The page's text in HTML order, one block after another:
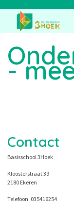
-
Contact
Basisschool 3Hoek
Kloosterstraat 39
2180 Ekeren
Telefoon: 035416254